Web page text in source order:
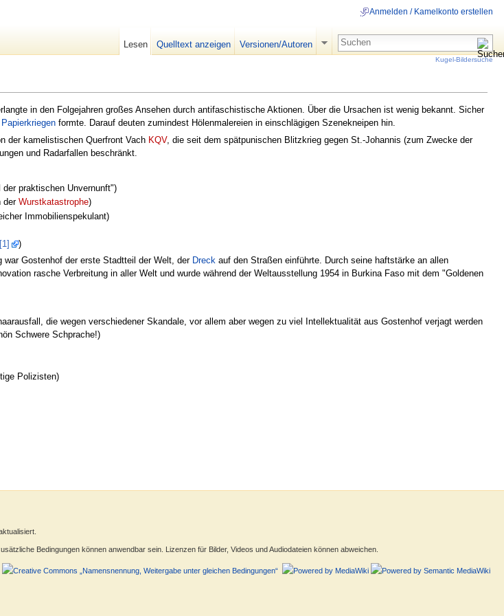
in den Folgejahren großes Ansehen durch antifaschistische Aktionen. Über die Ursachen ist wenig bekannt. Sicher
Papierkriegen formte. Darauf deuten zumindest Hölenmalereien in einschlägigen Szenekneipen hin.
der kamelistischen Querfront Vach KQV, die seit dem spätpunischen Blitzkrieg gegen St.-Johannis (zum Zwecke der
und Radarfallen beschränkt.
der praktischen Unvernunft")
der Wurstkatastrophe)
Immobilienspekulant)
[1]
)
Gostenhof der erste Stadtteil der Welt, der Dreck auf den Straßen einführte. Durch seine haftstärke an allen
rasche Verbreitung in aller Welt und wurde während der Weltausstellung 1954 in Burkina Faso mit dem "Goldenen
die wegen verschiedener Skandale, vor allem aber wegen zu viel Intellektualität aus Gostenhof verjagt werden
Schwere Schprache!)
Polizisten)
Anmelden / Kamelkonto erstellen
Lesen Quelltext anzeigen Versionen/Autoren
Kugel-Bildersuche
Bedingungen können anwendbar sein. Lizenzen für Bilder, Videos und Audiodateien können abweichen.